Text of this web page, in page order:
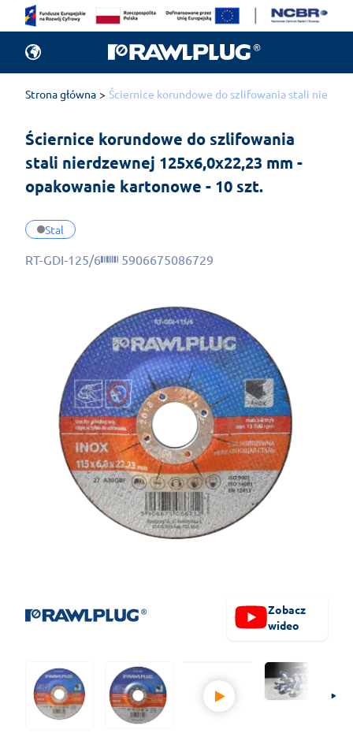
Strona główna Ściernice korundowe do szlifowania stali
Ściernice korundowe do szlifowania
stali nierdzewnej 125x6,0x22,23 mm -
opakowanie kartonowe - 10 szt.
Stal
RT-GDI-125/6 5906675086729
Zobacz
wideo